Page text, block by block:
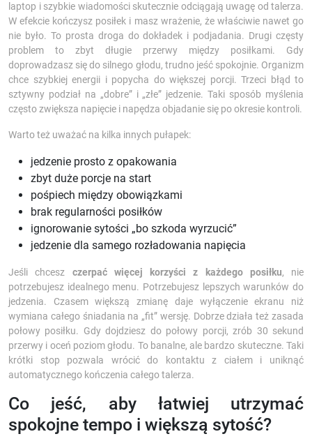
laptop i szybkie wiadomości skutecznie odciągają uwagę od talerza.
W efekcie kończysz posiłek i masz wrażenie, że właściwie nawet go
nie było. To prosta droga do dokładek i podjadania. Drugi częsty
problem to zbyt długie przerwy między posiłkami. Gdy
doprowadzasz się do silnego głodu, trudno jeść spokojnie. Organizm
chce szybkiej energii i popycha do większej porcji. Trzeci błąd to
sztywny podział na „dobre” i „złe” jedzenie. Taki sposób myślenia
często zwiększa napięcie i napędza objadanie się po okresie kontroli.
Warto też uważać na kilka innych pułapek:
jedzenie prosto z opakowania
zbyt duże porcje na start
pośpiech między obowiązkami
brak regularności posiłków
ignorowanie sytości „bo szkoda wyrzucić”
jedzenie dla samego rozładowania napięcia
Jeśli chcesz czerpać więcej korzyści z każdego posiłku, nie
potrzebujesz idealnego menu. Potrzebujesz lepszych warunków do
jedzenia. Czasem większą zmianę daje wyłączenie ekranu niż
wymiana całego śniadania na „fit” wersję. Dobrze działa też zasada
połowy posiłku. Gdy dojdziesz do połowy porcji, zrób 30 sekund
przerwy i oceń poziom głodu. To banalne, ale bardzo skuteczne. Taki
krótki stop pozwala wrócić do kontaktu z ciałem i uniknąć
automatycznego kończenia całego talerza.
Co jeść, aby łatwiej utrzymać
spokojne tempo i większą sytość?